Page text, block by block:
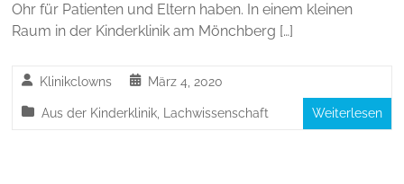
Ohr für Patienten und Eltern haben. In einem kleinen
Raum in der Kinderklinik am Mönchberg […]
Klinikclowns März 4, 2020
Aus der Kinderklinik Lachwissenschaft Weiterlesen